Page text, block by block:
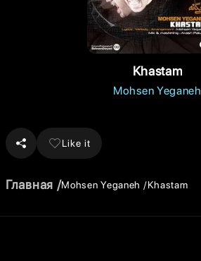
Khastam
Mohsen Yeganeh
Like it
Главная Mohsen Yeganeh Khastam